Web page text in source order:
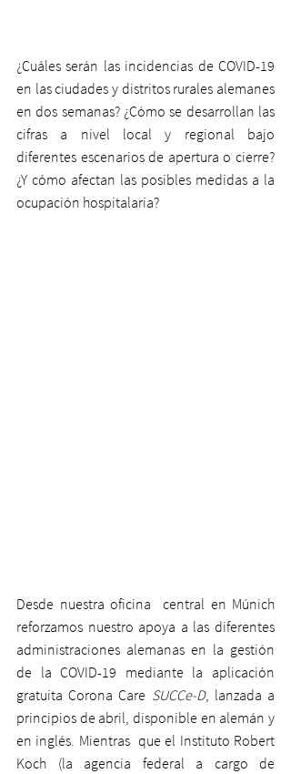
¿Cuáles serán las incidencias de COVID-19
en las ciudades y distritos rurales alemanes
en dos semanas? ¿Cómo se desarrollan las
cifras a nivel local y regional bajo
diferentes escenarios de apertura o cierre?
¿Y cómo afectan las posibles medidas a la
ocupación hospitalaria?
Desde nuestra oficina  central en Múnich
reforzamos nuestro apoya a las diferentes
administraciones alemanas en la gestión
de la COVID-19 mediante la aplicación
gratuita Corona Care SUCCe-D, lanzada a
principios de abril, disponible en alemán y
en inglés. Mientras  que el Instituto Robert
Koch (la agencia federal a cargo de